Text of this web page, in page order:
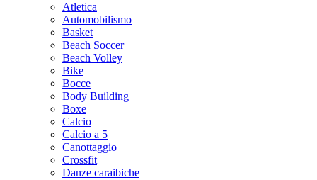
Atletica
Automobilismo
Basket
Beach Soccer
Beach Volley
Bike
Bocce
Body Building
Boxe
Calcio
Calcio a 5
Canottaggio
Crossfit
Danze caraibiche